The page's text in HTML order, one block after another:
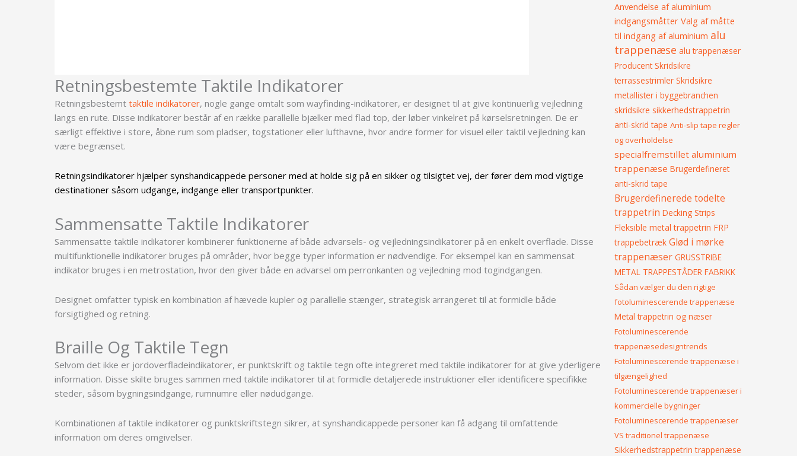
Retningsbestemte Taktile Indikatorer
Retningsbestemt taktile indikatorer, nogle gange omtalt som wayfinding-indikatorer, er designet til at give kontinuerlig vejledning
langs en rute. Disse indikatorer består af en række parallelle bjælker med flad top, der løber vinkelret på kørselsretningen. De er
særligt effektive i store, åbne rum som pladser, togstationer eller lufthavne, hvor andre former for visuel eller taktil vejledning kan
være begrænset.
Retningsindikatorer hjælper synshandicappede personer med at holde sig på en sikker og tilsigtet vej, der fører dem mod vigtige
destinationer såsom udgange, indgange eller transportpunkter.
Sammensatte Taktile Indikatorer
Sammensatte taktile indikatorer kombinerer funktionerne af både advarsels- og vejledningsindikatorer på en enkelt overflade. Disse
multifunktionelle indikatorer bruges på områder, hvor begge typer information er nødvendige. For eksempel kan en sammensat
indikator bruges i en metrostation, hvor den giver både en advarsel om perronkanten og vejledning mod togindgangen.
Designet omfatter typisk en kombination af hævede kupler og parallelle stænger, strategisk arrangeret til at formidle både
forsigtighed og retning.
Braille Og Taktile Tegn
Selvom det ikke er jordoverfladeindikatorer, er punktskrift og taktile tegn ofte integreret med taktile indikatorer for at give yderligere
information. Disse skilte bruges sammen med taktile indikatorer til at formidle detaljerede instruktioner eller identificere specifikke
steder, såsom bygningsindgange, rumnumre eller nødudgange.
Kombinationen af taktile indikatorer og punktskriftstegn sikrer, at synshandicappede personer kan få adgang til omfattende
information om deres omgivelser.
Anvendelse af aluminium
indgangsmåtter Valg af måtte
til indgang af aluminium alu
trappenæse alu trappenæser
Producent Skridsikre
terrassestrimler Skridsikre
metallister i byggebranchen
skridsikre sikkerhedstrappetrin
anti-skrid tape Anti-slip tape regler
og overholdelse
specialfremstillet aluminium
trappenæse Brugerdefineret
anti-skrid tape
Brugerdefinerede todelte
trappetrin Decking Strips
Fleksible metal trappetrin FRP
trappebetræk Glød i mørke
trappenæser GRUSSTRIBE
METAL TRAPPESTÅDER FABRIKK
Sådan vælger du den rigtige
fotoluminescerende trappenæse
Metal trappetrin og næser
Fotoluminescerende
trappenæsedesigntrends
Fotoluminescerende trappenæse i
tilgængelighed
Fotoluminescerende trappenæser i
kommercielle bygninger
Fotoluminescerende trappenæser
VS traditionel trappenæse
Sikkerhedstrappetrin trappenæse